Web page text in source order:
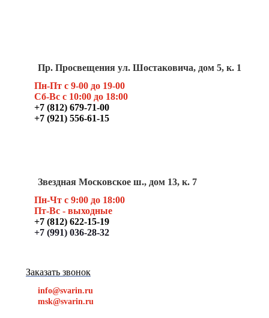
Пр. Просвещения ул. Шостаковича, дом 5, к. 1
Пн-Пт с 9-00 до 19-00
Сб-Вс с 10:00 до 18:00
+7 (812) 679-71-00
+7 (921) 556-61-15
Звездная Московское ш., дом 13, к. 7
Пн-Чт с 9:00 до 18:00
Пт-Вс - выходные
+7 (812) 622-15-19
+7 (991) 036-28-32
Заказать звонок
info@svarin.ru
msk@svarin.ru